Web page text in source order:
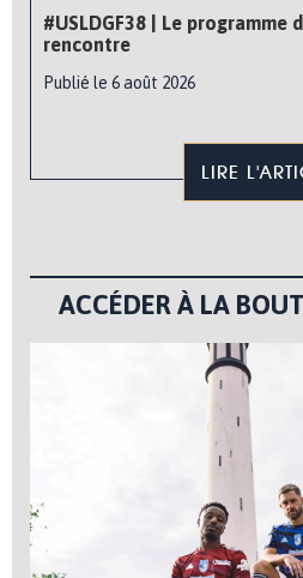
#USLDGF38 | Le programme
rencontre
Publié le 6 août 2026
LIRE
ACCÉDER À LA